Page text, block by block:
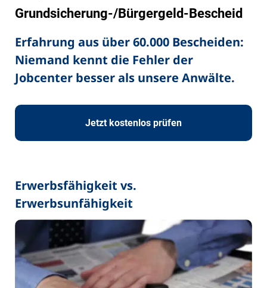
Grundsicherung-/Bürgergeld-Bescheid
Erfahrung aus über 60.000 Bescheiden:
Niemand kennt die Fehler der
Jobcenter besser als unsere Anwälte.
Jetzt kostenlos prüfen
Erwerbsfähigkeit vs.
Erwerbsunfähigkeit